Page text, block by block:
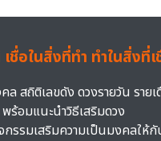
ชื่อในสิ่งที่ทำ ทำในสิ่งที่เ
ล สถิติเลขดัง ดวงรายวัน ราย
พร้อมแนะนำวิธีเสริมดวง
รรมเสริมความเป็นมงคลให้กั